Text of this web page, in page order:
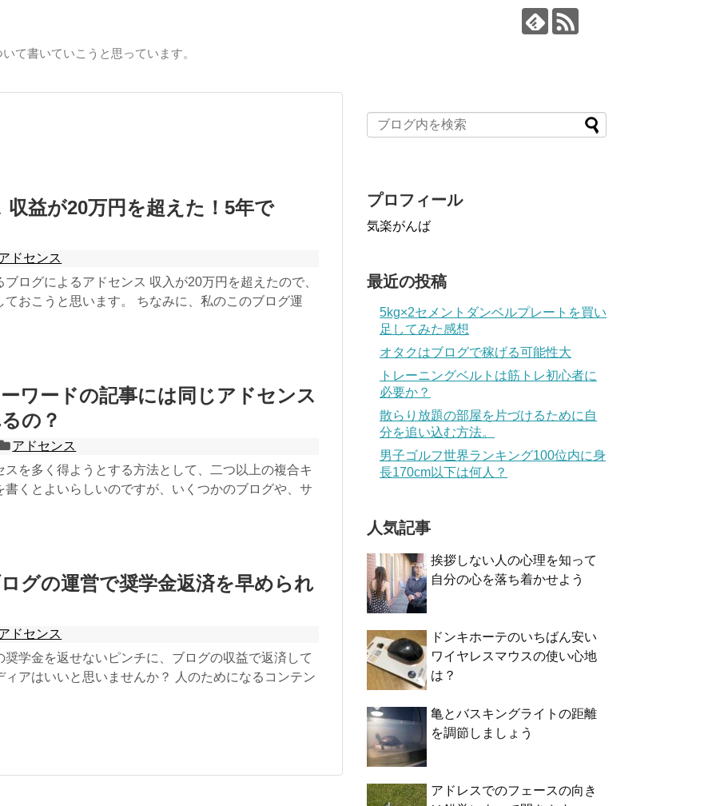
て書いていこうと思っています。
収益が20万円を超えた！5年で
ドセンス
ログによるアドセンス 収入が20万円を超えたので、
ておこうと思います。 ちなみに、私のこのブログ運
ワードの記事には同じアドセンス
の？
アドセンス
スを多く得ようとする方法として、二つ以上の複合キ
書くとよいらしいのですが、いくつかのブログや、サ
グの運営で奨学金返済を早められ
ドセンス
奨学金を返せないピンチに、ブログの収益で返済して
ィアはいいと思いませんか？ 人のためになるコンテン
プロフィール
気楽がんば
最近の投稿
5kg×2セメントダンベルプレートを買い
足してみた感想
オタクはブログで稼げる可能性大
トレーニングベルトは筋トレ初心者に
必要か？
散らり放題の部屋を片づけるために自
分を追い込む方法。
男子ゴルフ世界ランキング100位内に身
長170cm以下は何人？
人気記事
挨拶しない人の心理を知って
自分の心を落ち着かせよう
ドンキホーテのいちばん安い
ワイヤレスマウスの使い心地
は？
亀とバスキングライトの距離
を調節しましょう
アドレスでのフェースの向き